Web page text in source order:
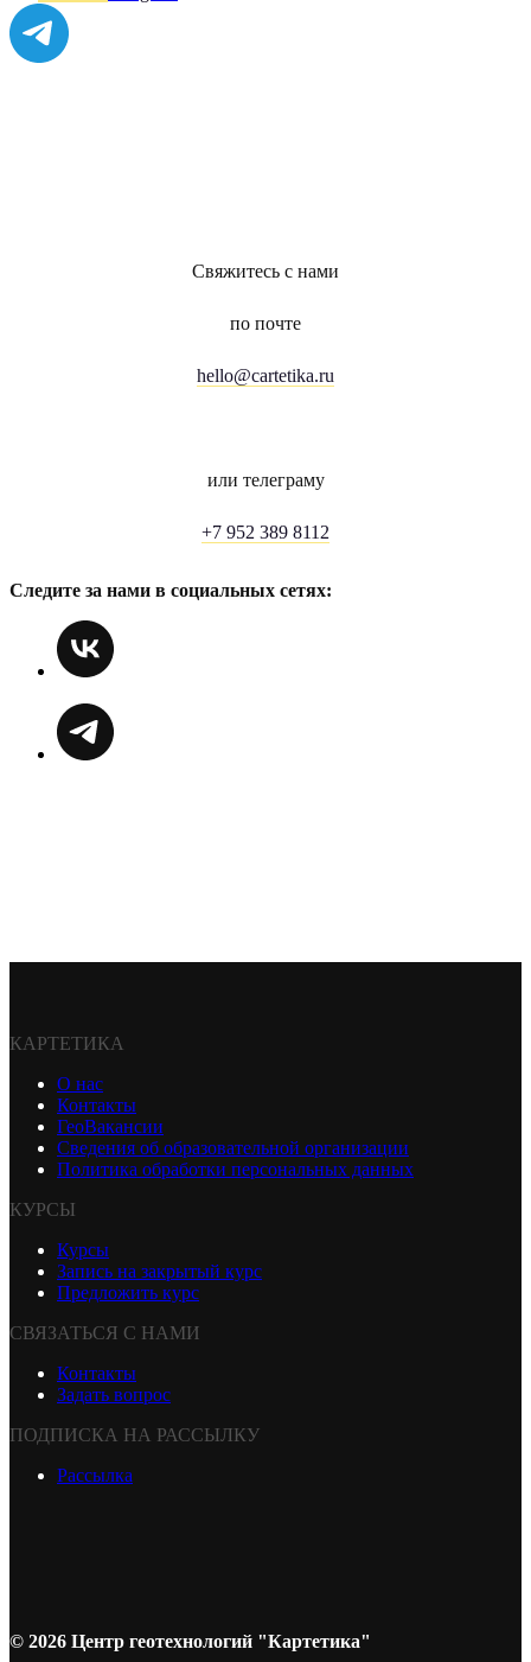
Свяжитесь с нами
по почте
hello@cartetika.ru
или телеграму
+7 952 389 8112
Следите за нами в социальных сетях:
КАРТЕТИКА
О нас
Контакты
ГеоВакансии
Сведения об образовательной организации
Политика обработки персональных данных
КУРСЫ
Курсы
Запись на закрытый курс
Предложить курс
СВЯЗАТЬСЯ С НАМИ
Контакты
Задать вопрос
ПОДПИСКА НА РАССЫЛКУ
Рассылка
© 2026 Центр геотехнологий "Картетика"